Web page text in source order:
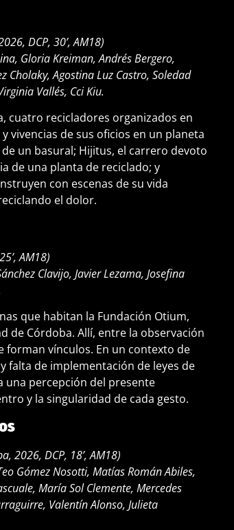
DCP, 30’, AM18)
Gloria Kreiman, Andrés Bergero,
Cholaky, Agostina Luz Castro, Soledad
Vallés, Cci Kiu.
cuatro recicladores organizados en
vivencias de sus oficios en un planeta
un basural; Hijitus, el carrero devoto
de una planta de reciclado; y
con escenas de su vida
el dolor.
AM18)
Clavijo, Javier Lezama, Josefina
que habitan la Fundación Otium,
de Córdoba. Allí, entre la observación
forman vínculos. En un contexto de
falta de implementación de leyes de
una percepción del presente
y la singularidad de cada gesto.
2026, DCP, 18’, AM18)
Gómez Nosotti, Matías Román Abiles,
María Sol Clemente, Mercedes
Valentín Alonso, Julieta